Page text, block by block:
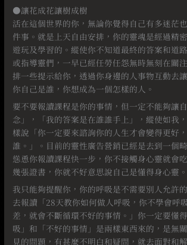
●讓花成花讓樹成樹
活在這個世界的你，無論你覺得自己有多迷茫
件事。就是上天自由安排，你的靈魂是經過精
遊玩及學習的。縱使你不知道最終的答案和道
或指導靈們，一早已經任勞任怨無時無刻在關
排一些提示給你，透過你身邊的人事物互動去
你自己是誰，你想成為一個怎樣的人。
要不要報讀課程是你的事情，但一定不能夠讓
念」，「我的答案是在誰誰手上」，縱使如我
樣說「你一定要來諮詢你的人生才會變得更好
誰。」。目前的靈性廣告營銷已經是去到一個
慫恿你報讀課程快一步，你不接觸身心靈就會
幾張證書，你就不好意思說自己是懂得身心靈。
我只能夠提醒你，你的呼吸是不需要別人允許
去報讀「28天教你如何做人呼吸，你不學會呼
差，就會不斷循環不好的事情。」你一定要懂
吸」和「不好的事情」是兩樣東西來的，是無
見的問題，有甚麼不明白和疑問，就去面對和